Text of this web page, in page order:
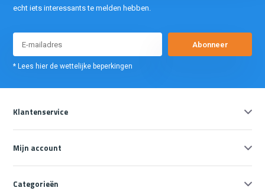
echt iets interessants te melden hebben.
Abonneer
* Lees hier de wettelijke beperkingen
Klantenservice
Mijn account
Categorieën